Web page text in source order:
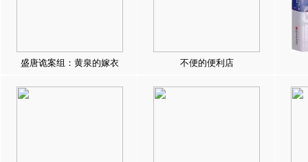
盛唐诡案组：黄泉的嫁衣 不便的便利店